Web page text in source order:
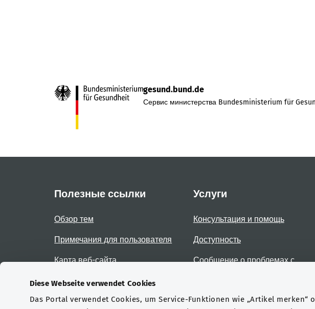
Diese Webseite verwendet Cookies
Das Portal verwendet Cookies, um Service-Funktionen wie „Artikel
gesund.bund.de
Сервис министерства Bundesministerium für
Полезные ссылки
Обзор тем
Примечания для пользователя
Карта веб-сайта
Услуги
Консультация и помощь
Доступность
Сообщение о проблемах с
Сертификаты